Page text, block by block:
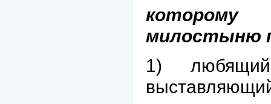
милостыню
1)